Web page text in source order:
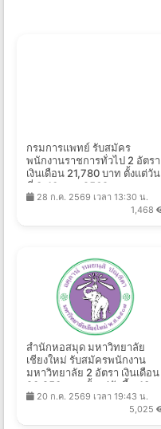
กรมการแพทย์ รับสมัคร
พนักงานราชการทั่วไป 2 อัตรา
เงินเดือน 21,780 บาท ตั้งแต่วัน
ที่ 3-10 ส.ค. 2569
28 ก.ค. 2569 เวลา 13:30 น.
1,468
สำนักหอสมุด มหาวิทยาลัย
เชียงใหม่ รับสมัครพนักงาน
มหาวิทยาลัย 2 อัตรา เงินเดือน
20,250 บาท ตั้งแต่บัดนี้ - 13
ส.ค. 2569
20 ก.ค. 2569 เวลา 19:43 น.
5,025